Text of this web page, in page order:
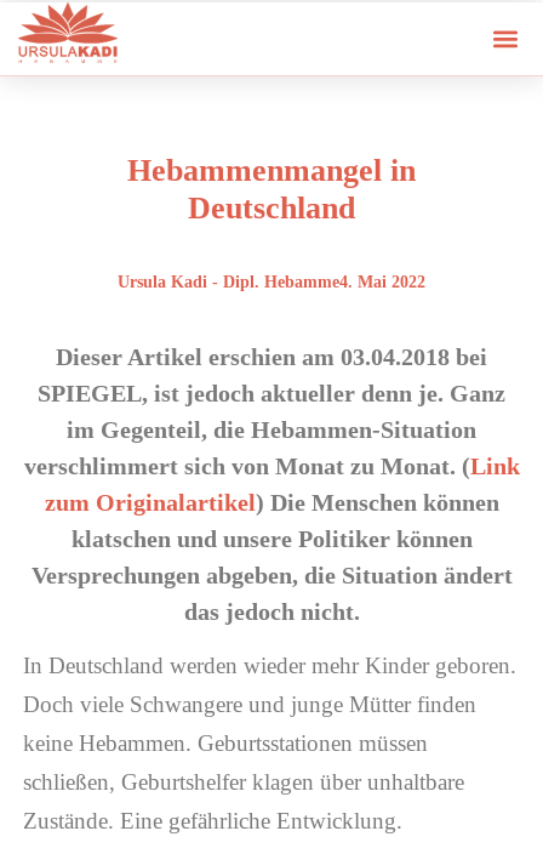
Hebammenmangel in
Deutschland
Ursula Kadi - Dipl. Hebamme4. Mai 2022
Dieser Artikel erschien am 03.04.2018 bei
SPIEGEL, ist jedoch aktueller denn je. Ganz
im Gegenteil, die Hebammen-Situation
verschlimmert sich von Monat zu Monat. (Link
zum Originalartikel) Die Menschen können
klatschen und unsere Politiker können
Versprechungen abgeben, die Situation ändert
das jedoch nicht.
In Deutschland werden wieder mehr Kinder geboren.
Doch viele Schwangere und junge Mütter finden
keine Hebammen. Geburtsstationen müssen
schließen, Geburtshelfer klagen über unhaltbare
Zustände. Eine gefährliche Entwicklung.